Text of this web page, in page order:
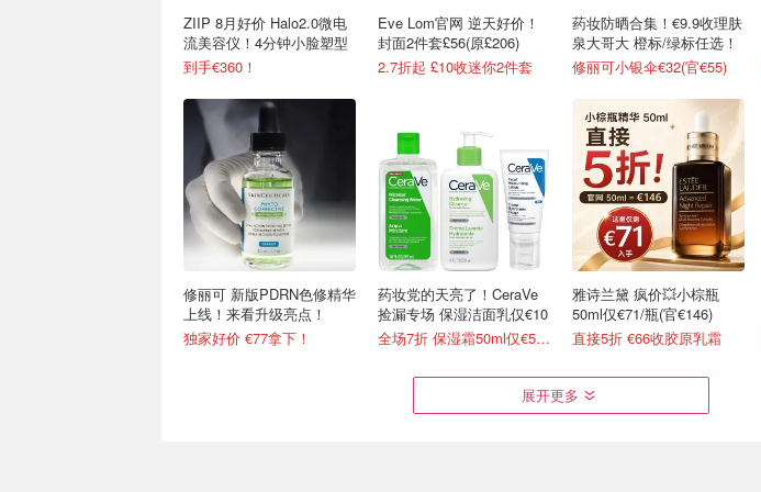
ZIIP 8月好价 Halo2.0微电
流美容仪！4分钟小脸塑型
到手€360！
修丽可 新版PDRN色修精华
上线！来看升级亮点！
独家好价 €77拿下！
Eve Lom官网 逆天好价！
封面2件套£56(原£206)
2.7折起 £10收迷你2件套
药妆党的天亮了！CeraVe
捡漏专场 保湿洁面乳仅€10
全场7折 保湿霜50ml仅€5.63
药妆防晒合集！€9.9收理肤
泉大哥大 橙标/绿标任选！
修丽可小银伞€32(官€55)
雅诗兰黛 疯价💥小棕瓶
50ml仅€71/瓶(官€146)
直接5折 €66收胶原乳霜
展开更多